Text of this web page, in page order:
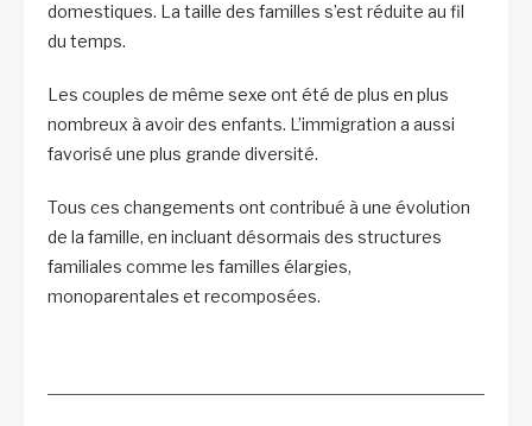
domestiques. La taille des familles s’est réduite au fil
du temps.
Les couples de même sexe ont été de plus en plus
nombreux à avoir des enfants. L’immigration a aussi
favorisé une plus grande diversité.
Tous ces changements ont contribué à une évolution
de la famille, en incluant désormais des structures
familiales comme les familles élargies,
monoparentales et recomposées.